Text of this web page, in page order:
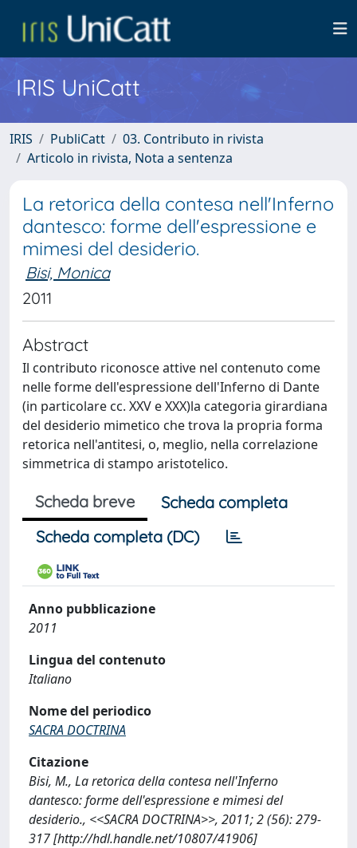
IRIS UniCatt
IRIS PubliCatt
03. Contributo in rivista
Articolo in rivista, Nota a sentenza
La retorica della contesa nell'Inferno
dantesco: forme dell'espressione e
mimesi del desiderio.
Bisi, Monica
2011
Abstract
Il contributo riconosce attive nel contenuto come
nelle forme dell'espressione dell'Inferno di Dante
(in particolare cc. XXV e XXX)la categoria girardiana
del desiderio mimetico che trova la propria forma
retorica nell'antitesi, o, meglio, nella correlazione
simmetrica di stampo aristotelico.
Scheda breve
Scheda completa
Scheda completa (DC)
Anno pubblicazione
2011
Lingua del contenuto
Italiano
Nome del periodico
SACRA DOCTRINA
Citazione
Bisi, M., La retorica della contesa nell'Inferno
dantesco: forme dell'espressione e mimesi del
desiderio., <<SACRA DOCTRINA>>, 2011; 2 (56): 279-
317 [http://hdl.handle.net/10807/41906]